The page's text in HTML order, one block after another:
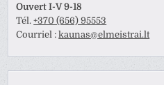
Ouvert I-V 9-18
Tél.+370 (656) 95553
Courriel :kaunas@elmeistrai.lt